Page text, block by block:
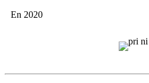
En 2020